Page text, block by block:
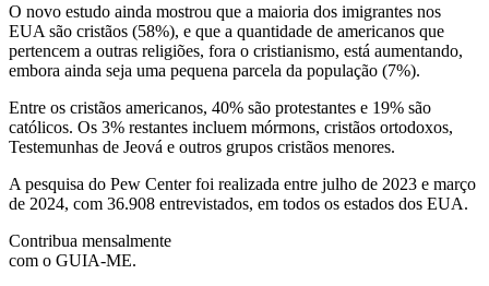
O novo estudo ainda mostrou que a maioria dos imigrantes nos
EUA são cristãos (58%), e que a quantidade de americanos que
pertencem a outras religiões, fora o cristianismo, está aumentando,
embora ainda seja uma pequena parcela da população (7%).
Entre os cristãos americanos, 40% são protestantes e 19% são
católicos. Os 3% restantes incluem mórmons, cristãos ortodoxos,
Testemunhas de Jeová e outros grupos cristãos menores.
A pesquisa do Pew Center foi realizada entre julho de 2023 e março
de 2024, com 36.908 entrevistados, em todos os estados dos EUA.
Contribua mensalmente
com o GUIA-ME.